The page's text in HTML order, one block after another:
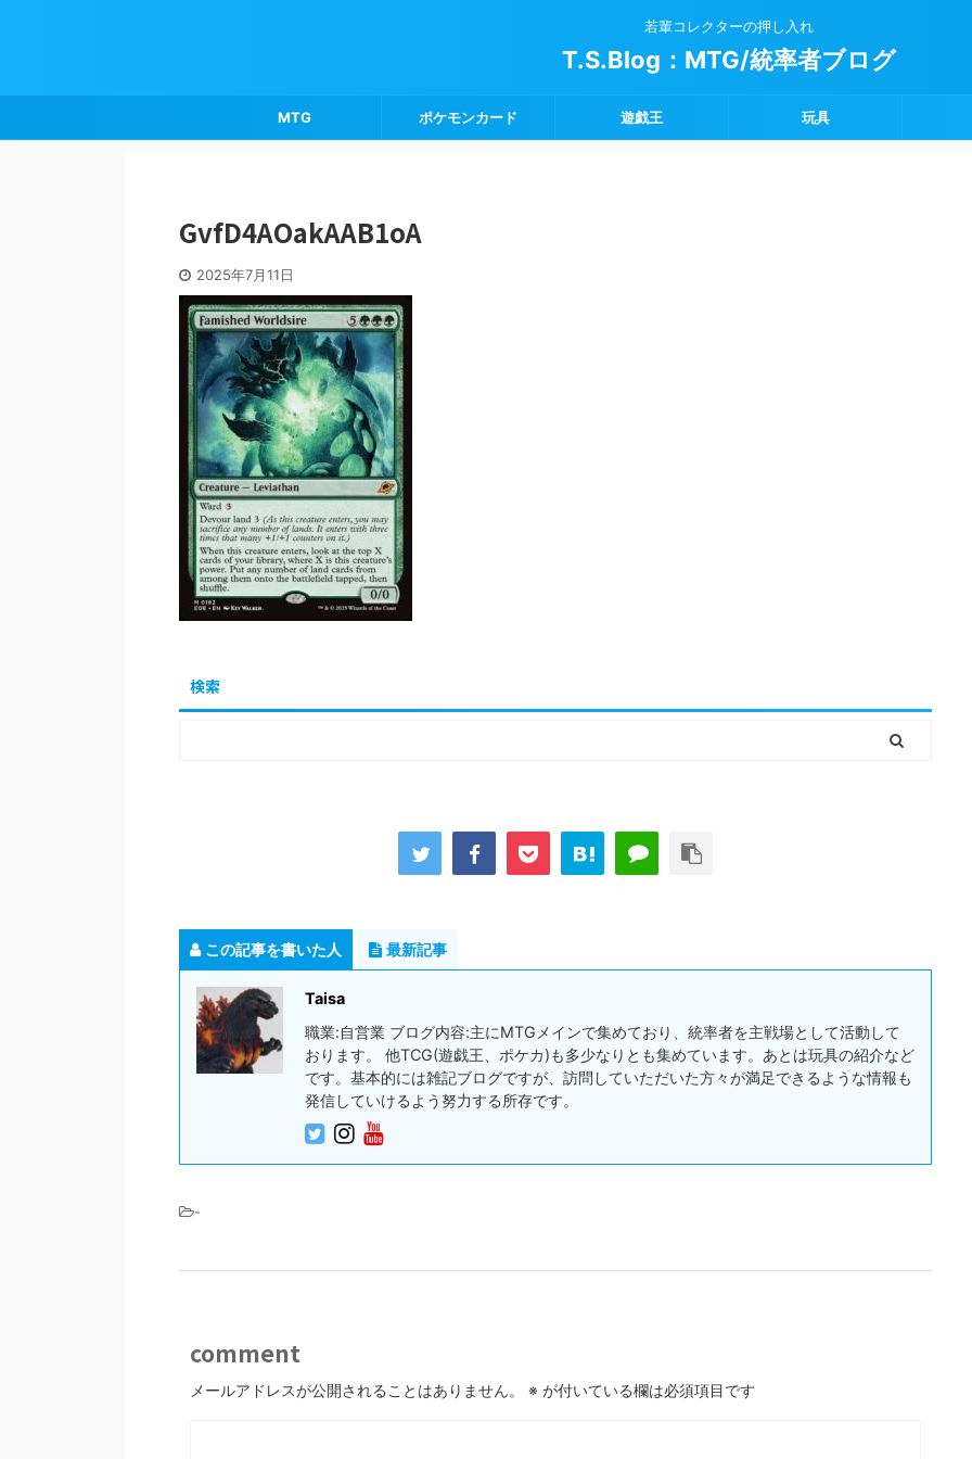
若輩コレクターの押し入れ
T.S.Blog：MTG/統率者ブログ
MTG ポケモンカード 遊戯王 玩具
GvfD4AOakAAB1oA
2025年7月11日
検索
この記事を書いた人 最新記事
Taisa
職業:自営業 ブログ内容:主にMTGメインで集めており、統率者を主戦場として活動して
おります。 他TCG(遊戯王、ポケカ)も多少なりとも集めています。あとは玩具の紹介など
です。基本的には雑記ブログですが、訪問していただいた方々が満足できるような情報も
発信していけるよう努力する所存です。
-
comment
メールアドレスが公開されることはありません。 ※ が付いている欄は必須項目です